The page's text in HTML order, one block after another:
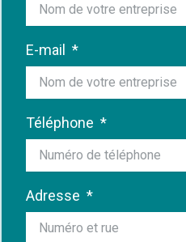
E-mail
Téléphone
Adresse